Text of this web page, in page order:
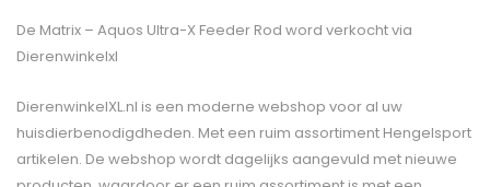
De Matrix – Aquos Ultra-X Feeder Rod word verkocht via
Dierenwinkelxl
DierenwinkelXL.nl is een moderne webshop voor al uw
huisdierbenodigdheden. Met een ruim assortiment Hengelsport
artikelen. De webshop wordt dagelijks aangevuld met nieuwe